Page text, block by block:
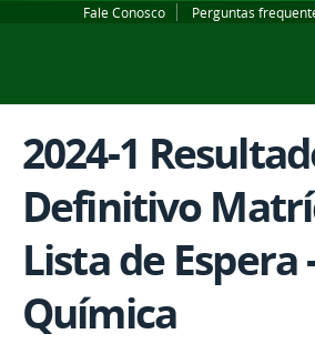
Fale Conosco Perguntas
2024-1
Definitivo
Lista de Espera
Química